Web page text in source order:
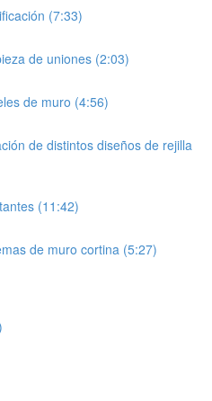
(7:33)
de uniones (2:03)
de muro (4:56)
de distintos diseños de rejilla
(11:42)
de muro cortina (5:27)